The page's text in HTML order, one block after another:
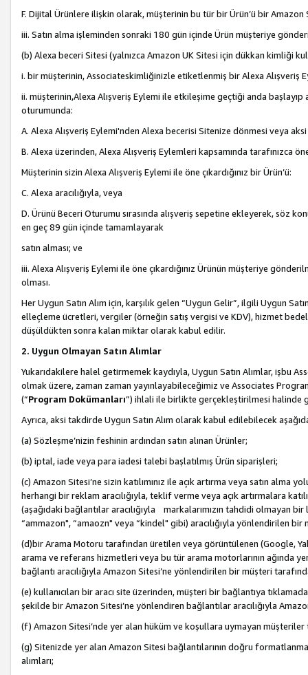
F. Dijital Ürünlere ilişkin olarak, müşterinin bu tür bir Ürün’ü bir Amazon
iii. Satın alma işleminden sonraki 180 gün içinde Ürün müşteriye
(b) Alexa beceri Sitesi (yalnızca Amazon UK Sitesi için dükkan kimliği
i. bir müşterinin, Associateskimliğinizle etiketlenmiş bir Alexa Alışveriş
ii. müşterinin,Alexa Alışveriş Eylemi ile etkileşime geçtiği anda
oturumunda:
A. Alexa Alışveriş Eylemi'nden Alexa becerisi Sitenize dönmesi veya
B. Alexa üzerinden, Alexa Alışveriş Eylemleri kapsamında tarafınızca
Müşterinin sizin Alexa Alışveriş Eylemi ile öne çıkardığınız bir Ürün’ü:
C. Alexa aracılığıyla, veya
D. Ürünü Beceri Oturumu sırasında alışveriş sepetine ekleyerek, söz
en geç 89 gün içinde tamamlayarak
satın alması; ve
iii. Alexa Alışveriş Eylemi ile öne çıkardığınız Ürünün müşteriye
olması.
Her Uygun Satın Alım için, karşılık gelen “Uygun Gelir”, ilgili Uygun
elleçleme ücretleri, vergiler (örneğin satış vergisi ve KDV), hizmet
düşüldükten sonra kalan miktar olarak kabul edilir.
2. Uygun Olmayan Satın Alımlar
Yukarıdakilere halel getirmemek kaydıyla, Uygun Satın Alımlar, işbu
olmak üzere, zaman zaman yayınlayabileceğimiz ve Associates
(“Program Dokümanları”) ihlali ile birlikte gerçekleştirilmesi halinde
Ayrıca, aksi takdirde Uygun Satın Alım olarak kabul edilebilecek
(a) Sözleşme’nizin feshinin ardından satın alınan Ürünler;
(b) iptal, iade veya para iadesi talebi başlatılmış Ürün siparişleri;
(c) Amazon Sitesi’ne sizin katılımınız ile açık artırma veya satın alma
herhangi bir reklam aracılığıyla, teklif verme veya açık artırmalara
(aşağıdaki bağlantılar aracılığıyla markalarımızın tahdidi olmayan
“ammazon", “amaozn" veya “kindel" gibi) aracılığıyla yönlendirilen
(d)bir Arama Motoru tarafından üretilen veya görüntülenen (Google,
arama ve referans hizmetleri veya bu tür arama motorlarının ağında
bağlantı aracılığıyla Amazon Sitesi’ne yönlendirilen bir müşteri
(e) kullanıcıları bir aracı site üzerinden, müşteri bir bağlantıya
şekilde bir Amazon Sitesi’ne yönlendiren bağlantılar aracılığıyla
(f) Amazon Sitesi’nde yer alan hüküm ve koşullara uymayan müşteriler
(g) Sitenizde yer alan Amazon Sitesi bağlantılarının doğru
alımları;